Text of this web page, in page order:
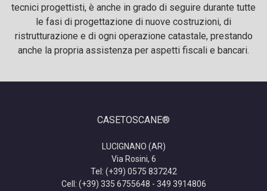
tecnici progettisti, è anche in grado di seguire durante tutte
le fasi di progettazione di nuove costruzioni, di
ristrutturazione e di ogni operazione catastale, prestando
anche la propria assistenza per aspetti fiscali e bancari.
CASETOSCANE®
LUCIGNANO (AR)
Via Rosini, 6
Tel: (+39) 0575 837242
Cell: (+39) 335 6755648 - 349 3914806